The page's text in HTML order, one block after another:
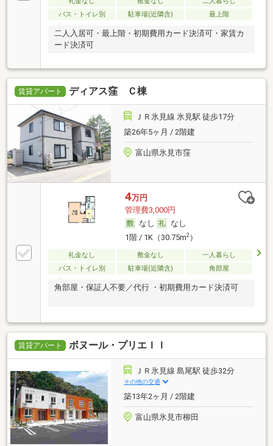
バス・トイレ別
駐車場(近隣含) 最上階
二人入居可・最上階・初期費用カード決済可・家賃カ
ード決済可
賃貸アパート ディアス窪 Ｃ棟
ＪＲ氷見線 氷見駅 徒歩17分
築26年5ヶ月 / 2階建
富山県氷見市窪
4万円
管理費3,000円
なし
なし
1階 / 1K（30.75m2）
礼金なし 敷金なし
一人暮らし
バス・トイレ別
駐車場(近隣含) 角部屋
角部屋・保証人不要／代行 ・初期費用カード決済可
賃貸アパート ボヌール・プリエＩＩ
ＪＲ氷見線 島尾駅 徒歩32分
その他の交通
築13年2ヶ月 / 2階建
富山県氷見市柳田